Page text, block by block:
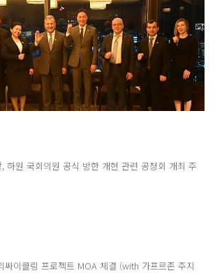
하원 국회의원 공식 방한 개헌 관련 공청회 개최 주
싸이클링 프로젝트 MOA 체결 (with 가프르존 주지